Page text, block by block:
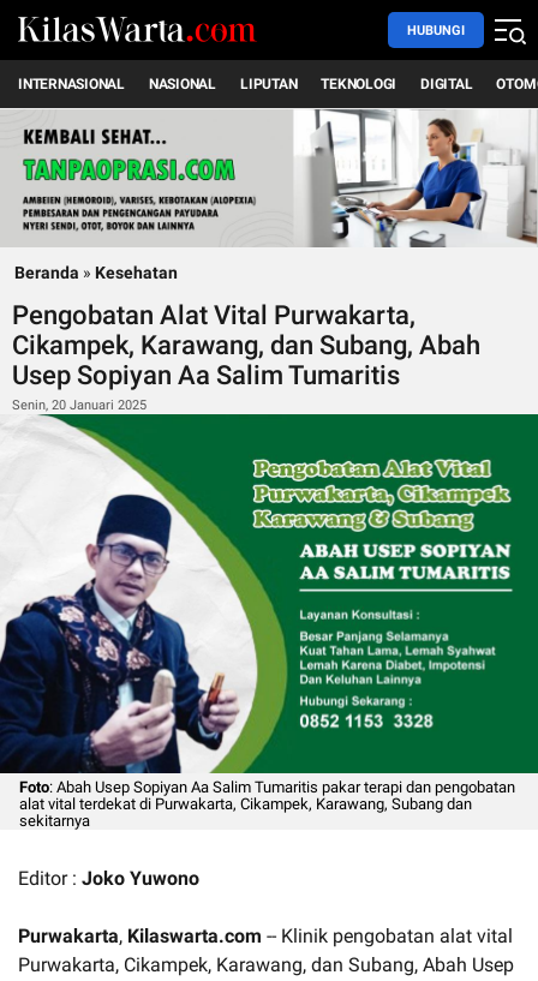
HUBUNGI
INTERNASIONAL NASIONAL LIPUTAN TEKNOLOGI DIGITAL
Beranda » Kesehatan
Pengobatan Alat Vital Purwakarta,
Cikampek, Karawang, dan Subang, Abah
Usep Sopiyan Aa Salim Tumaritis
Senin, 20 Januari 2025
Foto: Abah Usep Sopiyan Aa Salim Tumaritis pakar terapi dan pengobatan
alat vital terdekat di Purwakarta, Cikampek, Karawang, Subang dan
sekitarnya
Editor : Joko Yuwono
Purwakarta, Kilaswarta.com -- Klinik pengobatan alat vital
Purwakarta, Cikampek, Karawang, dan Subang, Abah Usep